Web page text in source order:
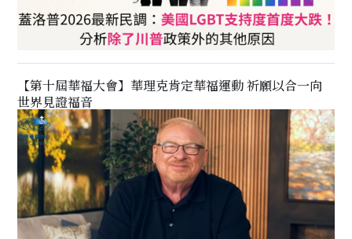
【第十屆華福大會】華理克肯定華福運動 祈願以合一向
世界見證福音